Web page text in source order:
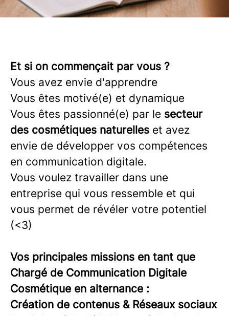
Et si on commençait par vous ?
Vous avez envie d'apprendre
Vous êtes motivé(e) et dynamique
Vous êtes passionné(e) par le secteur
des cosmétiques naturelles et avez
envie de développer vos compétences
en communication digitale.
Vous voulez travailler dans une
entreprise qui vous ressemble et qui
vous permet de révéler votre potentiel
(<3)
Vos principales missions en tant que
Chargé de Communication Digitale
Cosmétique en alternance :
Création de contenus & Réseaux sociaux